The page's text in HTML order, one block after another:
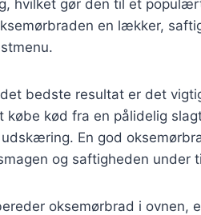
hvilket gør den til et
en lækker,
bedste resultat er det
købe kød fra en pålidelig
En god
og saftigheden under
oksemørbrad i ovnen,